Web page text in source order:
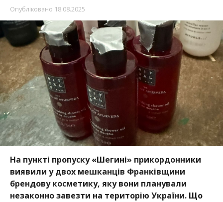
Опубліковано 18.08.2025
На пункті пропуску «Шегині» прикордонники
виявили у двох мешканців Франківщини
брендову косметику, яку вони планували
незаконно завезти на територію України. Що